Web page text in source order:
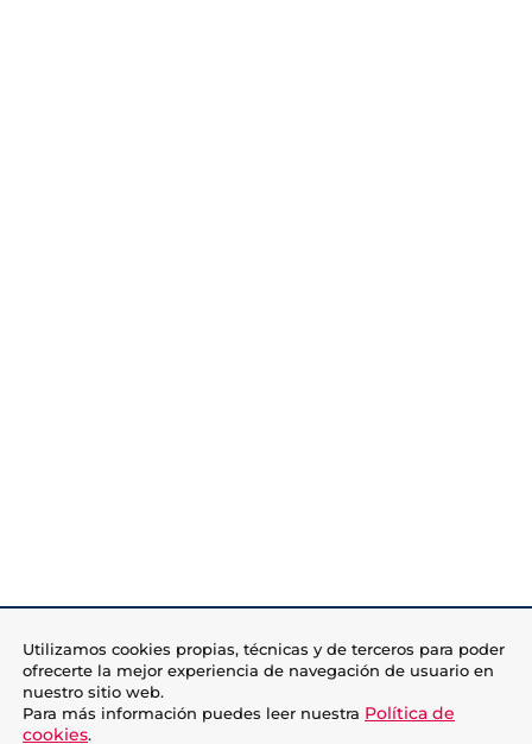
Utilizamos cookies propias, técnicas y de terceros para poder
ofrecerte la mejor experiencia de navegación de usuario en
nuestro sitio web.
Para más información puedes leer nuestra Política de
cookies.